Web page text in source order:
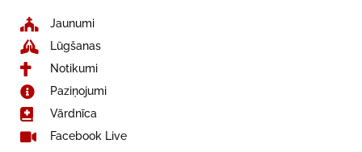
Jaunumi
Lūgšanas
Notikumi
Paziņojumi
Vārdnīca
Facebook Live